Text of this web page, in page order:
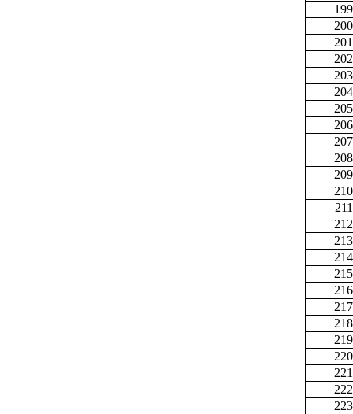
199
200
201
202
203
204
205
206
207
208
209
210
211
212
213
214
215
216
217
218
219
220
221
222
223